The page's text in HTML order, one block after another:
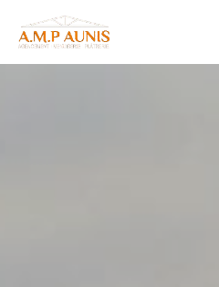
Panneau de gestion des cookies